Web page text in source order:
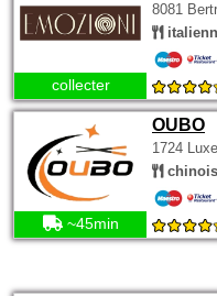
8081
collecter
OUBO
1724
~45min